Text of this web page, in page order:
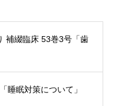
補綴臨床 53巻3号「歯
睡眠対策について」